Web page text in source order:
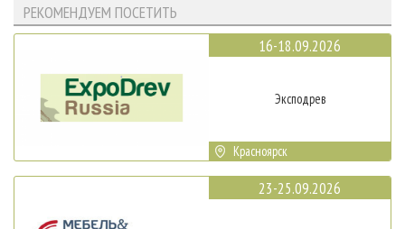
РЕКОМЕНДУЕМ ПОСЕТИТЬ
16-18.09.2026
Эксподрев
Красноярск
23-25.09.2026